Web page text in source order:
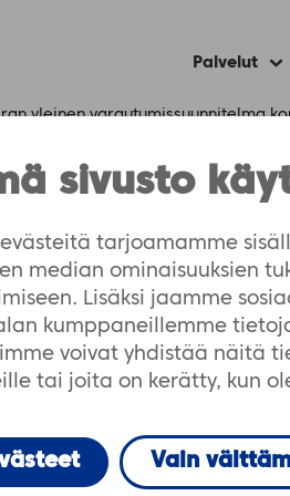
sivusto
tarjoamamme
median ominaisuuksien
Lisäksi jaamme
kumppaneillemme
voivat yhdistää näitä
tai joita on kerätty, kun
Vain
Palvelut
yleinen varautumissuunnitelma